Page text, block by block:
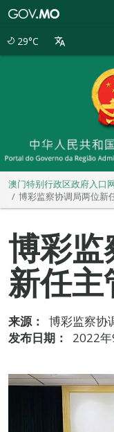
29°C
澳门特别行政区政府入口
博彩监察协调局两位新
博彩监
新任
来源：
博彩监察协
发布日期：
2022